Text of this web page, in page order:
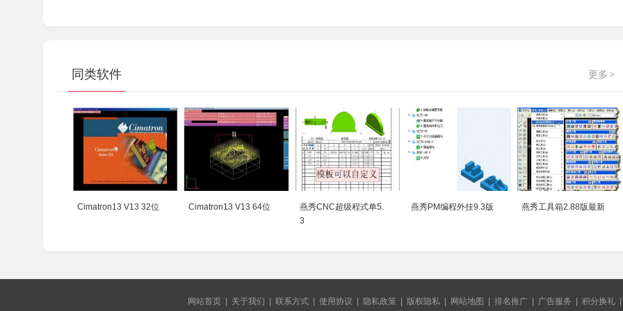
更多 >
同类软件
Cimatron13 V13 32位 Cimatron13 V13 64位
燕秀CNC超级程式单5.
3
燕秀PM编程外挂9.3版 燕秀工具箱2.88版最新
网站首页| 关于我们 联系方式| 使用协议 隐私政策 版权隐私| 网站地图 排名推广| 广告服务 积分换礼|